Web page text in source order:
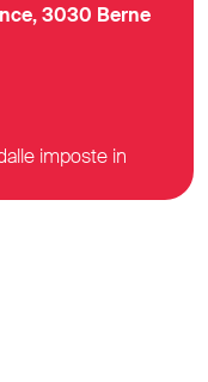
3030 Berne
imposte in